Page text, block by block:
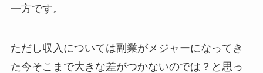
一方です。
ただし収入については副業がメジャーになってき
た今そこまで大きな差がつかないのでは？と思っ